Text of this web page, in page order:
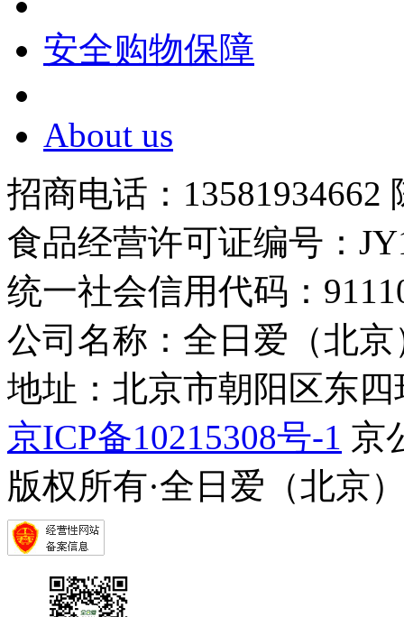
安全购物保障
About us
招商电话：13581934662
食品经营许可证编号：
统一社会信用代码：
公司名称：全日爱（北
地址：北京市朝阳区东
京ICP备10215308号-1 京
版权所有·全日爱（北京